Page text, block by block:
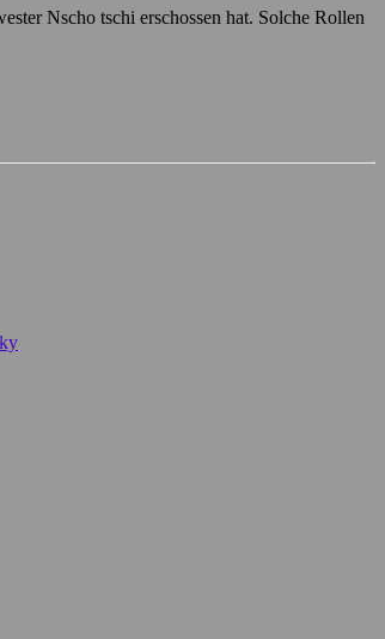
Nscho tschi erschossen hat. Solche Rollen